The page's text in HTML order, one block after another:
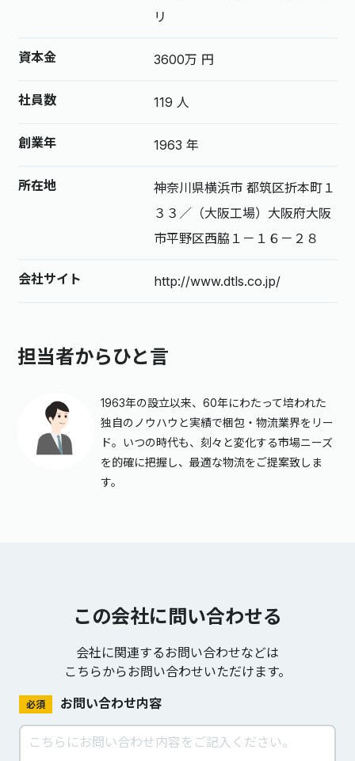
リ
資本金 3600万 円
社員数 119 人
創業年 1963 年
所在地
神奈川県横浜市 都筑区折本町１
３３／（大阪工場）大阪府大阪
市平野区西脇１－１６－２８
会社サイト http://www.dtls.co.jp/
担当者からひと言
1963年の設立以来、60年にわたって培われた
独自のノウハウと実績で梱包・物流業界をリー
ド。いつの時代も、刻々と変化する市場ニーズ
を的確に把握し、最適な物流をご提案致しま
す。
この会社に問い合わせる
会社に関連するお問い合わせなどは
こちらからお問い合わせいただけます。
必須 お問い合わせ内容